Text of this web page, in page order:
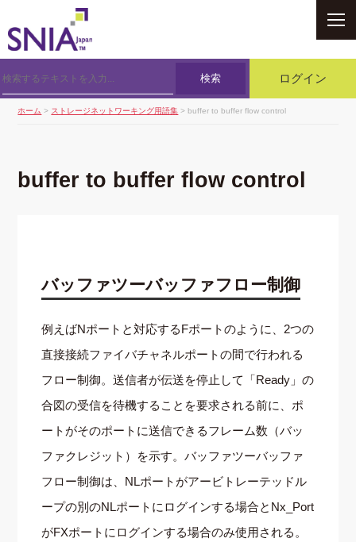
検索 ログイン
ホーム > ストレージネットワーキング用語集 > buffer to buffer flow control
buffer to buffer flow control
バッファツーバッファフロー制御
例えばNポートと対応するFポートのように、2つの
直接接続ファイバチャネルポートの間で行われる
フロー制御。送信者が伝送を停止して「Ready」の
合図の受信を待機することを要求される前に、ポ
ートがそのポートに送信できるフレーム数（バッ
ファクレジット）を示す。バッファツーバッファ
フロー制御は、NLポートがアービトレーテッドル
ープの別のNLポートにログインする場合とNx_Port
がFXポートにログインする場合のみ使用される。